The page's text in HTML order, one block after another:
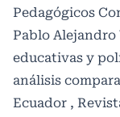
Pedagógicos
Pablo
educativas y
análisis
Ecuador ,